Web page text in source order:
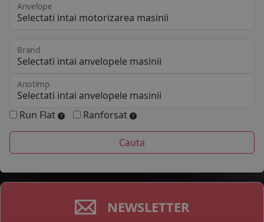
Anvelope
Brand
Anotimp
Run Flat Ranforsat
NEWSLETTER